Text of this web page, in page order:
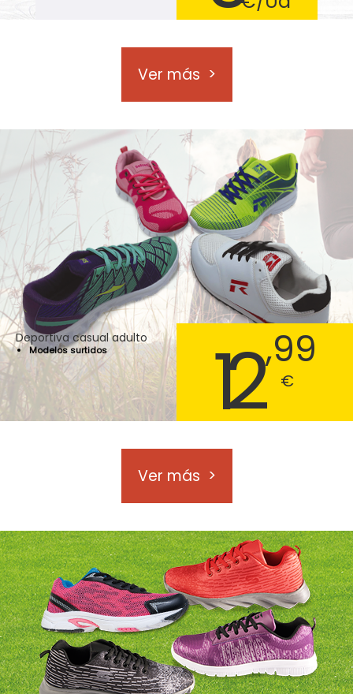
Ver más >
Deportiva casual adulto
Modelos surtidos 12,99
€
Ver más >